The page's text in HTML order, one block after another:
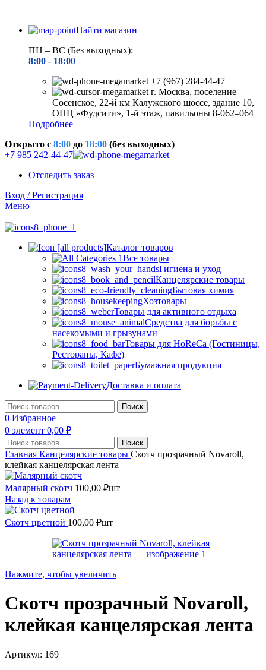
Найти магазин
ПН – ВС (Без выходных):
8:00 - 18:00
+7 (967) 284-44-47
г. Москва, поселение
Сосенское, 22-й км Калужского шоссе, здание 10,
ОПЦ «Фудсити», 1-й этаж, павильоны 8-062–064
Подробнее
Открыто c 8:00 до 18:00 (без выходных)
+7 985 242-44-47
Отследить заказ
Вход / Регистрация
Меню
Каталог товаров
Все товары
Гигиена и уход
Канцелярские товары
Бытовая химия
Хозтовары
Товары для активного отдыха
Средства для борьбы с
насекомыми и грызунами
Товары для HoReCa (Гостиницы,
Рестораны, Кафе)
Бумажная продукция
Доставка и оплата
Поиск
0 Избранное
0 элемент 0,00 ₽
Поиск
Главная Канцелярские товары Скотч прозрачный Novaroll,
клейкая канцелярская лента
Малярный скотч 100,00 ₽шт
Назад к товарам
Скотч цветной 100,00 ₽шт
Нажмите, чтобы увеличить
Скотч прозрачный Novaroll,
клейкая канцелярская лента
Артикул: 169